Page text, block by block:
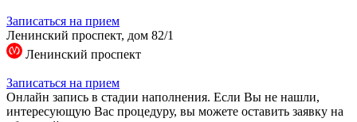
Записаться на прием
Ленинский проспект, дом 82/1
Ленинский проспект
Записаться на прием
Онлайн запись в стадии наполнения. Если Вы не нашли,
интересующую Вас процедуру, вы можете оставить заявку на